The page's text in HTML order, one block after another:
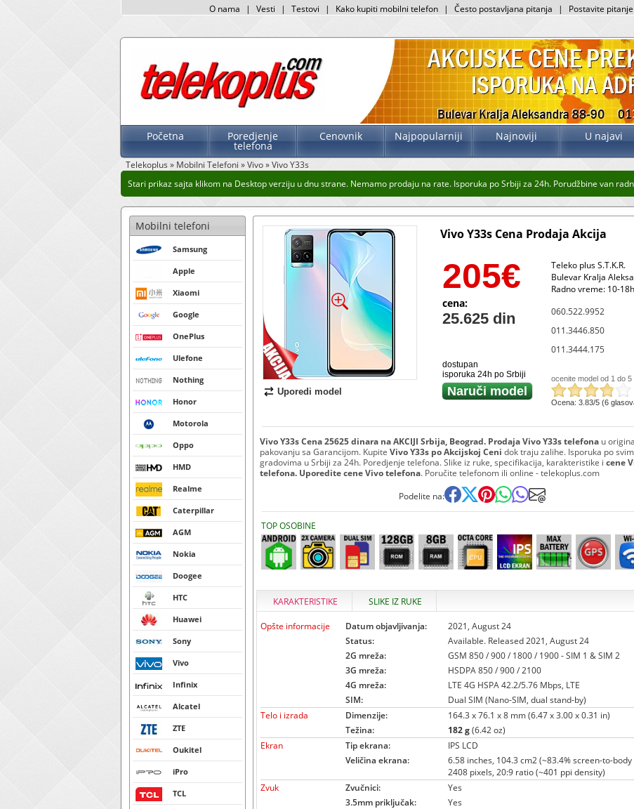
O nama | Vesti | Testovi | Kako kupiti mobilni telefon | Često postavljana pitanja | Postavite pitanje
Početna Poredjenje
telefona
Cenovnik Najpopularniji Najnoviji U najavi
Telekoplus» Mobilni Telefoni »Vivo»Vivo Y33s
Stari prikaz sajta klikom na Desktop verziju u dnu strane. Nemamo prodaju na rate. Isporuka po Srbiji za 24h. Porudžbine van
Mobilni telefoni
Samsung
Apple
Xiaomi
Google
OnePlus
Ulefone
Nothing
Honor
Motorola
Oppo
HMD
Realme
Caterpillar
AGM
Nokia
Doogee
HTC
Huawei
Sony
Vivo
Infinix
Alcatel
ZTE
Oukitel
iPro
TCL
Uporedi model
Vivo Y33s Cena Prodaja Akcija
205€
cena:
25.625 din
dostupan
isporuka 24h po Srbiji
Naruči model
Teleko plus S.T.K.R.
Bulevar Kralja
Radno vreme: 10-
060.522.9952
011.3446.850
011.3444.175
ocenite model od 1 do 5
Ocena: 3.83/5 (6
Vivo Y33s Cena 25625 dinara na AKCIJI Srbija, Beograd. Prodaja Vivo Y33s telefona u
pakovanju sa Garancijom. Kupite Vivo Y33s po Akcijskoj Ceni dok traju zalihe. Isporuka po
gradovima u Srbiji za 24h. Poredjenje telefona. Slike iz ruke, specifikacija, karakteristike i cene
telefona. Uporedite cene Vivo telefona. Poručite telefonom ili online - telekoplus.com
Podelite na:
TOP OSOBINE
KARAKTERISTIKE SLIKE IZ RUKE
Opšte informacije Datum objavljivanja:
2021, August 24
Status:
Available. Released 2021, August 24
2G mreža:
GSM 850 / 900 / 1800 / 1900 - SIM 1 & SIM 2
3G mreža:
HSDPA 850 / 900 / 2100
4G mreža:
LTE 4G HSPA 42.2/5.76 Mbps, LTE
SIM:
Dual SIM (Nano-SIM, dual stand-by)
Telo i izrada
Dimenzije:
164.3 x 76.1 x 8 mm (6.47 x 3.00 x 0.31 in)
Težina:
182 g(6.42 oz)
Ekran
Tip ekrana:
IPS LCD
Veličina ekrana:
6.58 inches, 104.3 cm2 (~83.4% screen-to-
2408 pixels, 20:9 ratio (~401 ppi density)
Zvuk
Zvučnici:
Yes
3.5mm priključak:
Yes